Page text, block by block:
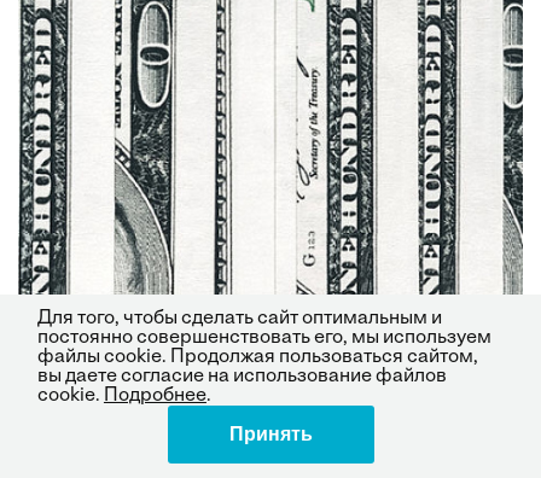
Для того, чтобы сделать сайт оптимальным и
постоянно совершенствовать его, мы используем
файлы cookie. Продолжая пользоваться сайтом,
вы даете согласие на использование файлов
cookie.
Подробнее.
Принять